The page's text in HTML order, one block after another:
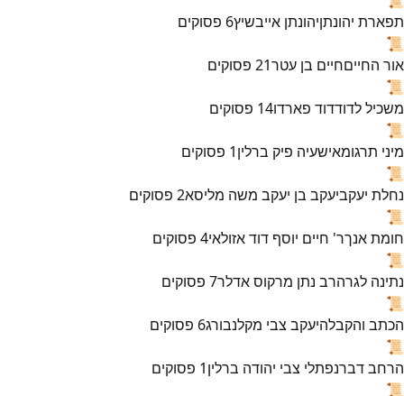
תפארת יהונתןיהונתן אייבשיץ6 פסוקים
📜
אור החייםחיים בן עטר21 פסוקים
📜
משכיל לדודדוד פארדו14 פסוקים
📜
מיני תרגומאישעיה פיק ברלין1 פסוקים
📜
נחלת יעקביעקב בן יעקב משה מליסא2 פסוקים
📜
חומת אנךר' חיים יוסף דוד אזולאי4 פסוקים
📜
נתינה לגרהרב נתן מרקוס אדלר7 פסוקים
📜
הכתב והקבלהיעקב צבי מקלנבורג6 פסוקים
📜
הרחב דברנפתלי צבי יהודה ברלין1 פסוקים
📜